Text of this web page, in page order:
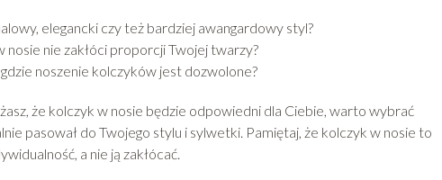
elegancki czy też bardziej awangardowy styl?
nie zakłóci proporcji Twojej twarzy?
noszenie kolczyków jest dozwolone?
że kolczyk w nosie będzie odpowiedni dla Ciebie, warto wybrać
pasował do Twojego stylu i sylwetki. Pamiętaj, że kolczyk w nosie to
a nie ją zakłócać.